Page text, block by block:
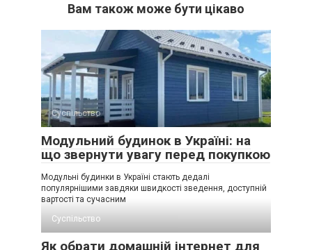
Вам також може бути цікаво
Суспільство
Модульний будинок в Україні: на
що звернути увагу перед покупкою
Модульні будинки в Україні стають дедалі
популярнішими завдяки швидкості зведення, доступній
вартості та сучасним
Суспільство
Як обрати домашній інтернет для